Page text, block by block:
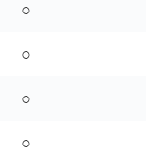
○
○
○
○